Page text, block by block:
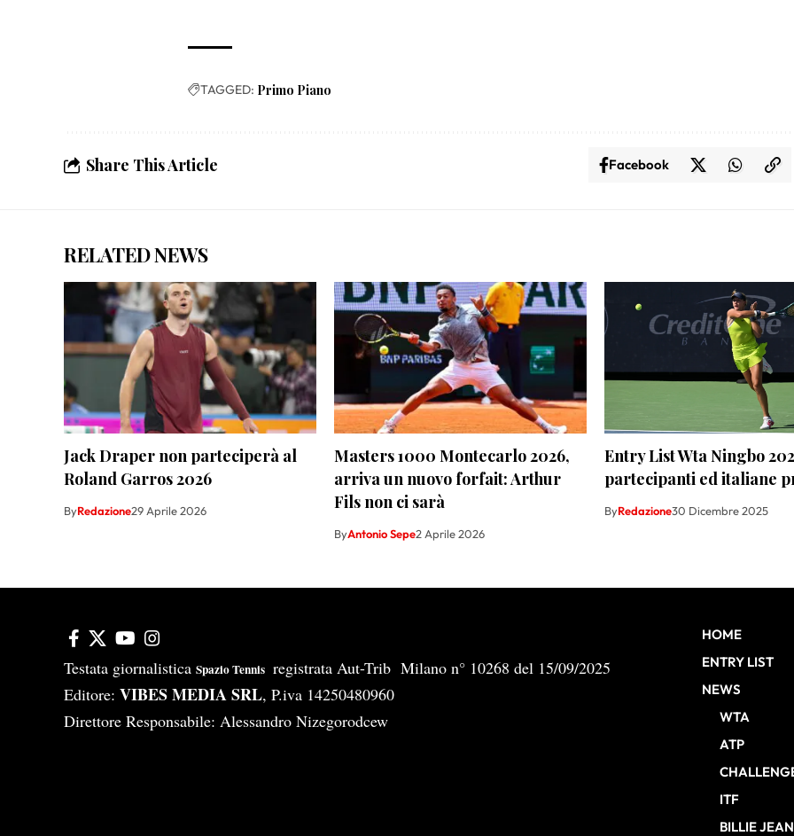
TAGGED: Primo Piano
Share This Article Facebook
RELATED NEWS
Jack Draper non parteciperà al
Roland Garros 2026
ByRedazione29 Aprile 2026
Masters 1000 Montecarlo 2026,
arriva un nuovo forfait: Arthur
Fils non ci sarà
ByAntonio Sepe2 Aprile 2026
Entry List Wta Ningbo
partecipanti ed italiane
ByRedazione30 Dicembre 2025
Testata giornalistica Spazio Tennis registrata Aut-Trib Milano n° 10268 del 15/09/2025
Editore: VIBES MEDIA SRL, P.iva 14250480960
Direttore Responsabile: Alessandro Nizegorodcew
HOME
ENTRY LIST
NEWS
WTA
ATP
ITF
BILLIE